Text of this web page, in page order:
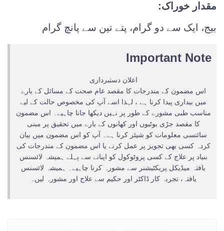
مقدار خوراک:
بیج، ایک سے دو گرام، پتے تین سے پانچ گرام
Important Note
اعلان دستبرداری
اس مضمون کے مندرجات کا مقصد عام صحت کے مسائل کے بارے
میں بیداری پیدا کرنا ہے ، لہذا اسے آپ کی مخصوص حالت کے لیے
مناسب طبی مشورے کے طور پر نہیں دیکھا جانا چاہیے۔ اس مضمون
کا مقصد جڑی بوٹیوں اور کھانوں کے بارے میں تحقیق پر مبنی
سائنسی معلومات کو شیئر کرنا ہے۔ آپ کو اس مضمون میں بیان
کردہ کسی بھی تجویز پر عمل کرنے یا اس مضمون کے مندرجات کی
بنیاد پر علاج کے کسی پروٹوکول کو اپنانے سے پہلے ہمیشہ لائسنس
یافتہ میڈیکل پریکٹیشنر سے مشورہ کرنا چاہیے۔ ہمیشہ لائسنس
یافتہ، تجربہ کار ڈاکٹر اور حکیم سے علاج اور مشورہ لیں۔